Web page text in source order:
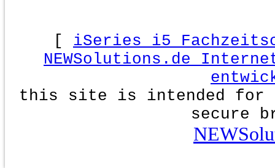
[ iSeries i5
NEWSolutions.de
this site is intended for
secure